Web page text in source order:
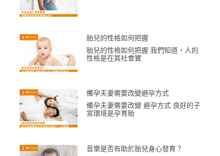
胎兒的性格如何把握
胎兒的性格如何把握 我們知道，人的
性格是在其社會實
備孕夫妻需要改變避孕方式
備孕夫妻需要改變 避孕方式 良好的子
宮環境是孕育胎
音樂是否有助於胎兒身心發育？